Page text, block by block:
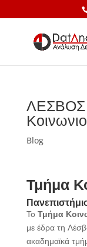
ΛΕΣΒΟΣ
Blog
Τμήμα
Το Τμήμα
με έδρα τη
ακαδημαϊκά